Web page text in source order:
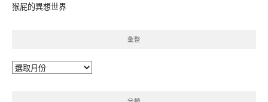
猴屁的異想世界
彙整
彙